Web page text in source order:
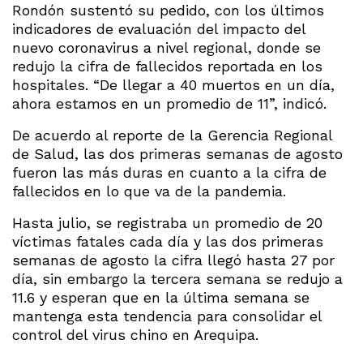
Rondón sustentó su pedido, con los últimos
indicadores de evaluación del impacto del
nuevo coronavirus a nivel regional, donde se
redujo la cifra de fallecidos reportada en los
hospitales. “De llegar a 40 muertos en un día,
ahora estamos en un promedio de 11”, indicó.
De acuerdo al reporte de la Gerencia Regional
de Salud, las dos primeras semanas de agosto
fueron las más duras en cuanto a la cifra de
fallecidos en lo que va de la pandemia.
Hasta julio, se registraba un promedio de 20
víctimas fatales cada día y las dos primeras
semanas de agosto la cifra llegó hasta 27 por
día, sin embargo la tercera semana se redujo a
11.6 y esperan que en la última semana se
mantenga esta tendencia para consolidar el
control del virus chino en Arequipa.